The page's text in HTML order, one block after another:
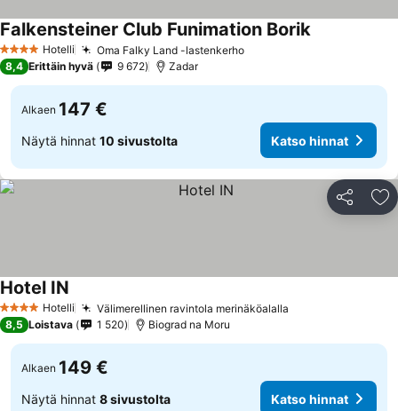
4 Tähtiluokitus
Hotelli Oma Falky Land -lastenkerho
Falkensteiner Club Funimation Borik
8,4 Erittäin hyvä 9 672 Zadar
Alkaen 147 €
Näytä hinnat 10 sivustolta Katso hinnat
Jaa
4 Tähtiluokitus
Hotelli Välimerellinen ravintola merinäköalalla
Hotel IN
8,5 Loistava 1 520 Biograd na Moru
Alkaen 149 €
Näytä hinnat 8 sivustolta Katso hinnat